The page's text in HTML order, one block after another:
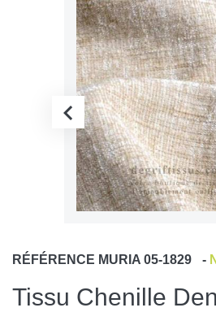
RÉFÉRENCE MURIA 05-1829 -
Tissu Chenille